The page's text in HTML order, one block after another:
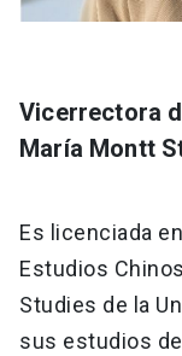
Vicerrectora
María Montt
Es licenciada
Estudios
Studies de la
sus estudios